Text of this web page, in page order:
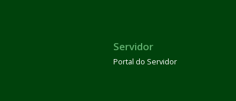
Servidor
Portal do Servidor